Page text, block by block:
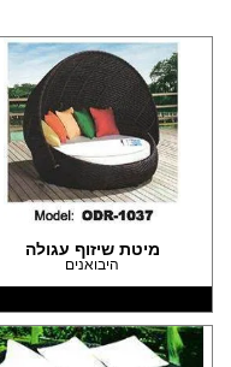
(12)
(12)
(1)
(9)
(5)
(12)
מיטת שיזוף עגולה
היבואנים
תצוגה רגילה
הדגשת קישורים
Aא Aא